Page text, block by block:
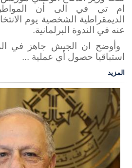
ام تي في الى أن
الديمقراطية الشخصية يوم
عنه في الندوة البرلمانية.
وأوضح ان الجيش جاهز في
استباقيا حصول أي عملية ...
المزيد